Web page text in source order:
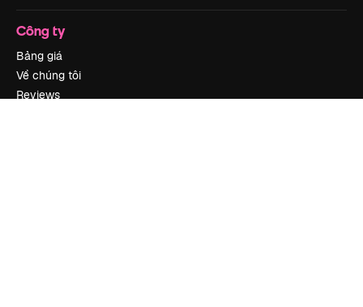
Công ty
Bảng giá
Về chúng tôi
Reviews